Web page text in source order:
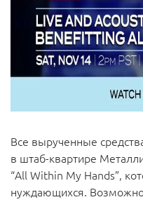
Все вырученные
в штаб-квартире
“All Within My Hands”,
нуждающихся.